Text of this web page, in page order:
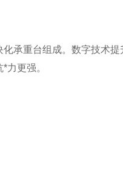
承重台组成。数字技术
力更强。